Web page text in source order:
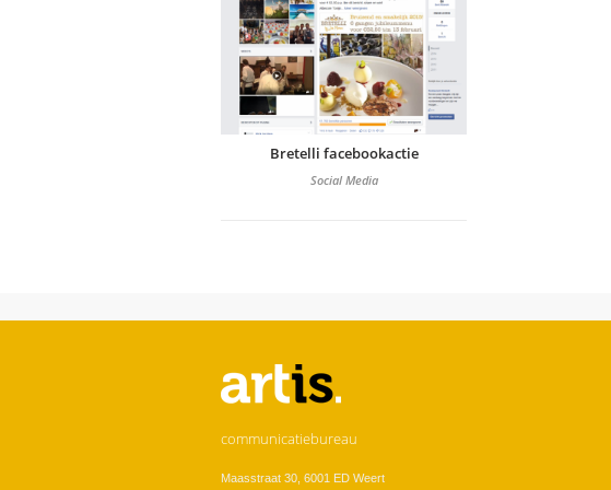
Bretelli facebookactie
Social Media
U bent hier
communicatiebureau
Maasstraat 30, 6001 ED Weert